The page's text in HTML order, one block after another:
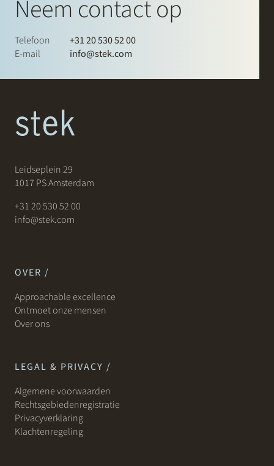
Neem contact op
Telefoon
+31 20 530 52 00
E-mail
info@stek.com
Leidseplein 29
1017 PS Amsterdam
+31 20 530 52 00
info@stek.com
OVER /
Approachable excellence
Ontmoet onze mensen
Over ons
LEGAL & PRIVACY /
Algemene voorwaarden
Rechtsgebiedenregistratie
Privacyverklaring
Klachtenregeling